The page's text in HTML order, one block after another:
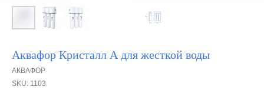
Аквафор Кристалл А для жесткой воды
АКВАФОР
SKU: 1103